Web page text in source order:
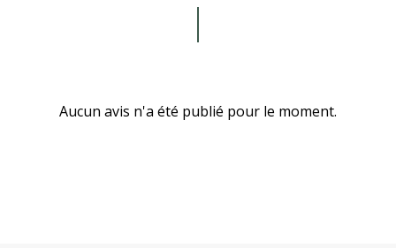
Aucun avis n'a été publié pour le moment.